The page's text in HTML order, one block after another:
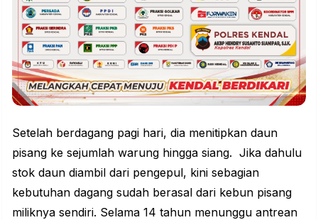
Setelah berdagang pagi hari, dia menitipkan daun
pisang ke sejumlah warung hingga siang. Jika dahulu
stok daun diambil dari pengepul, kini sebagian
kebutuhan dagang sudah berasal dari kebun pisang
miliknya sendiri. Selama 14 tahun menunggu antrean